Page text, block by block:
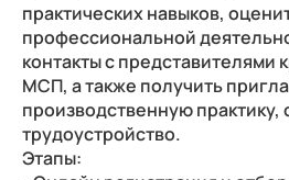
практических навыков,
профессиональной
контакты с представителями
МСП, а также получить
производственную практику,
трудоустройство.
Этапы: